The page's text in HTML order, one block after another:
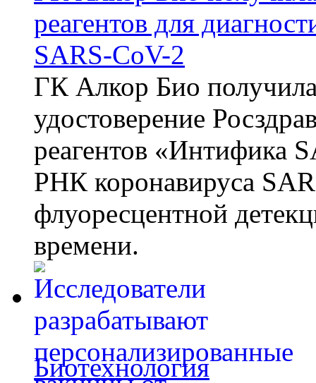
реагентов для
SARS-CoV-2
ГК Алкор Био
удостоверение
реагентов «Интифика
РНК коронавируса
флуоресцентной
времени.
Биотехнология